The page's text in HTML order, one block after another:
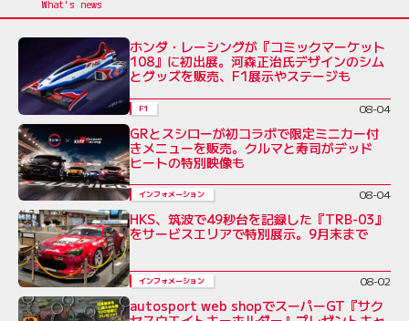
ホンダ・レーシングが『コミックマーケット
108』に初出展。河森正治氏デザインのシム
とグッズを販売、F1展示やステージも
F1 08-04
GRとスシローが初コラボで限定ミニカー付
きメニューを販売。クルマと寿司がデッド
ヒートの特別映像も
インフォメーション 08-04
HKS、筑波で49秒台を記録した『TRB-03』
をサービスエリアで特別展示。9月末まで
インフォメーション 08-02
autosport web shopでスーパーGT『サク